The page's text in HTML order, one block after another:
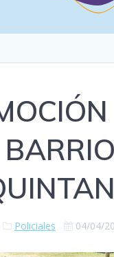
BARRIO
Policiales 04/04/